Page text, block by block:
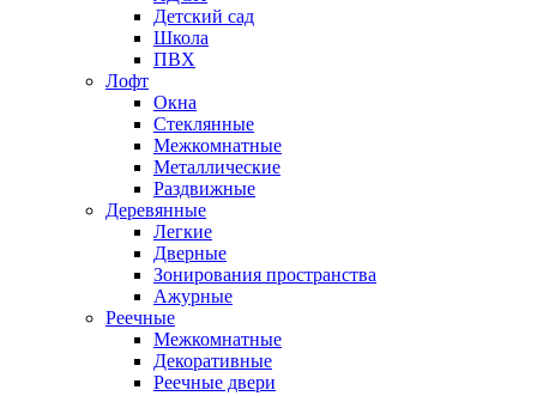
Детский сад
Школа
ПВХ
Лофт
Окна
Стеклянные
Межкомнатные
Металлические
Раздвижные
Деревянные
Легкие
Дверные
Зонирования пространства
Ажурные
Реечные
Межкомнатные
Декоративные
Реечные двери